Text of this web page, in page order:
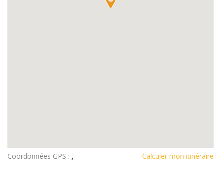
Coordonnées GPS : , Calculer mon itinéraire